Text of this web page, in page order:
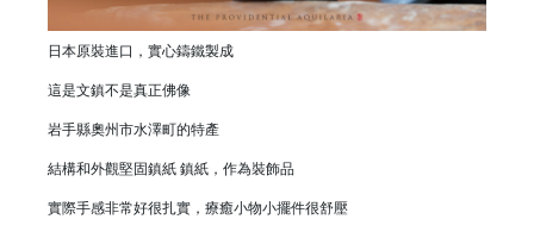
日本原裝進口，實心鑄鐵製成
這是文鎮不是真正佛像
岩手縣奧州市水澤町的特產
結構和外觀堅固鎮紙 鎮紙，作為裝飾品
實際手感非常好很扎實，療癒小物小擺件很舒壓